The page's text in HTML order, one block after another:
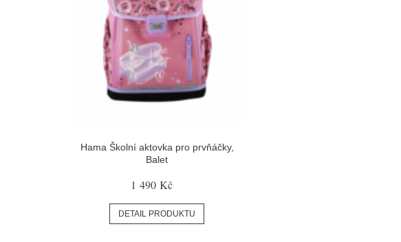
Hama Školní aktovka pro prvňáčky,
Balet
1 490 Kč
DETAIL PRODUKTU